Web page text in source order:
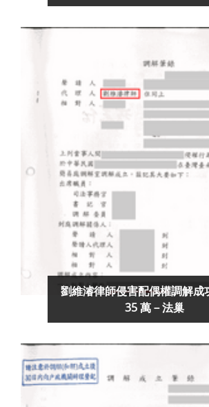
劉維濬律師侵害配偶權調解成
35 萬－法巢